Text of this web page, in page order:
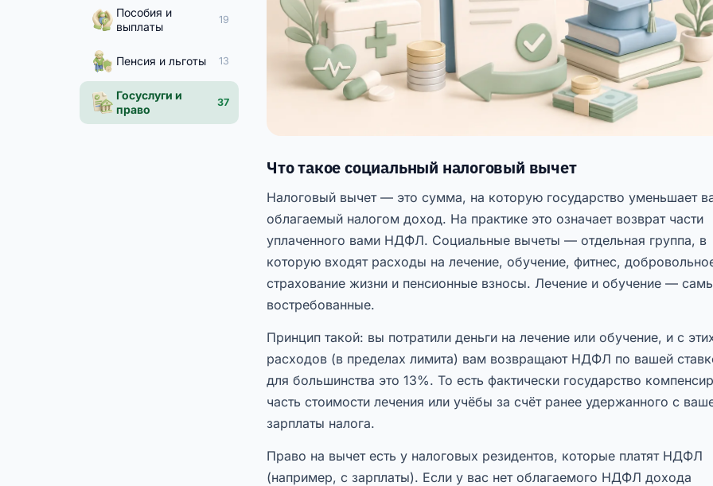
Пособия и
выплаты
19
Пенсия и льготы 13
Госуслуги и
право
37
Что такое социальный налоговый вычет
Налоговый вычет — это сумма, на которую государство уменьшает
облагаемый налогом доход. На практике это означает возврат части
уплаченного вами НДФЛ. Социальные вычеты — отдельная группа, в
которую входят расходы на лечение, обучение, фитнес,
страхование жизни и пенсионные взносы. Лечение и обучение —
востребованные.
Принцип такой: вы потратили деньги на лечение или обучение, и с
расходов (в пределах лимита) вам возвращают НДФЛ по вашей
для большинства это 13%. То есть фактически государство
часть стоимости лечения или учёбы за счёт ранее удержанного с
зарплаты налога.
Право на вычет есть у налоговых резидентов, которые платят НДФЛ
(например, с зарплаты). Если у вас нет облагаемого НДФЛ дохода